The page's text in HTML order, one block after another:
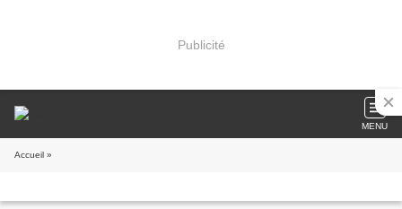
Publicité
MENU
Accueil »